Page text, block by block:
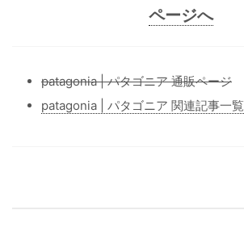
ページへ
patagonia | パタゴニア 通販ページ
patagonia | パタゴニア 関連記事一覧